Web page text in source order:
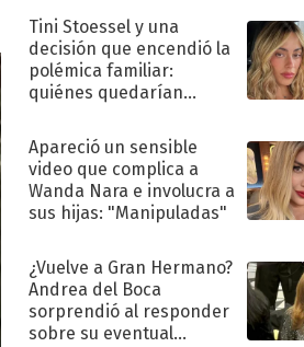
Tini Stoessel y una
decisión que encendió la
polémica familiar:
quiénes quedarían
Apareció un sensible
video que complica a
Wanda Nara e involucra a
sus hijas: "Manipuladas"
¿Vuelve a Gran Hermano?
Andrea del Boca
sorprendió al responder
sobre su eventual